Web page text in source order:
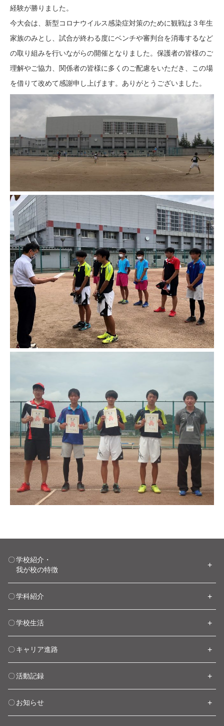
経験が勝りました。
今大会は、新型コロナウイルス感染症対策のために観戦は３年生
家族のみとし、試合が終わる度にベンチや審判台を消毒するなど
の取り組みを行いながらの開催となりました。保護者の皆様のご
理解やご協力、関係者の皆様に多くのご配慮をいただき、この場
を借りて改めて感謝申し上げます。ありがとうございました。
学校紹介・
我が校の特徴
学科紹介
学校生活
キャリア進路
活動記録
お知らせ